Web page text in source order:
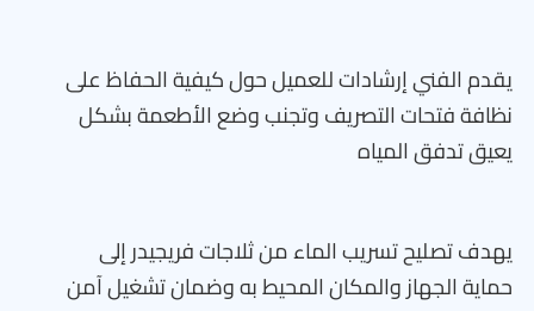
يقدم الفني إرشادات للعميل حول كيفية الحفاظ على
نظافة فتحات التصريف وتجنب وضع الأطعمة بشكل
يعيق تدفق المياه
يهدف تصليح تسريب الماء من ثلاجات فريجيدر إلى
حماية الجهاز والمكان المحيط به وضمان تشغيل آمن